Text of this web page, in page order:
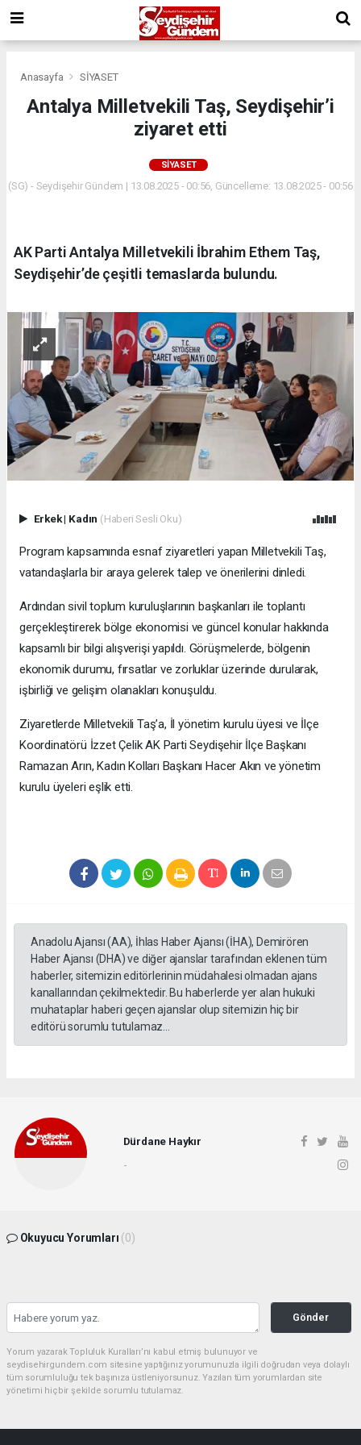
Anasayfa SİYASET
Antalya Milletvekili Taş, Seydişehir’i
ziyaret etti
SİYASET
(SG) - Seydişehir Gündem | 13.08.2025 - 00:56, Güncelleme: 13.08.2025 - 00:56
AK Parti Antalya Milletvekili İbrahim Ethem Taş,
Seydişehir’de çeşitli temaslarda bulundu.
Erkek| Kadın (Haberi Sesli Oku)
Program kapsamında esnaf ziyaretleri yapan Milletvekili Taş,
vatandaşlarla bir araya gelerek talep ve önerilerini dinledi.
Ardından sivil toplum kuruluşlarının başkanları ile toplantı
gerçekleştirerek bölge ekonomisi ve güncel konular hakkında
kapsamlı bir bilgi alışverişi yapıldı. Görüşmelerde, bölgenin
ekonomik durumu, fırsatlar ve zorluklar üzerinde durularak,
işbirliği ve gelişim olanakları konuşuldu.
Ziyaretlerde Milletvekili Taş’a, İl yönetim kurulu üyesi ve İlçe
Koordinatörü İzzet Çelik AK Parti Seydişehir İlçe Başkanı
Ramazan Arın, Kadın Kolları Başkanı Hacer Akın ve yönetim
kurulu üyeleri eşlik etti.
Anadolu Ajansı (AA), İhlas Haber Ajansı (İHA), Demirören
Haber Ajansı (DHA) ve diğer ajanslar tarafından eklenen tüm
haberler, sitemizin editörlerinin müdahalesi olmadan ajans
kanallarından çekilmektedir. Bu haberlerde yer alan hukuki
muhataplar haberi geçen ajanslar olup sitemizin hiç bir
editörü sorumlu tutulamaz...
Dürdane Haykır
-
Okuyucu Yorumları (0)
Gönder
Yorum yazarak Topluluk Kuralları’nı kabul etmiş bulunuyor ve
seydisehirgundem.com sitesine yaptığınız yorumunuzla ilgili doğrudan veya dolaylı
tüm sorumluluğu tek başınıza üstleniyorsunuz. Yazılan tüm yorumlardan site
yönetimi hiçbir şekilde sorumlu tutulamaz.